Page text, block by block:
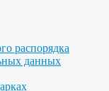
распорядка
данных